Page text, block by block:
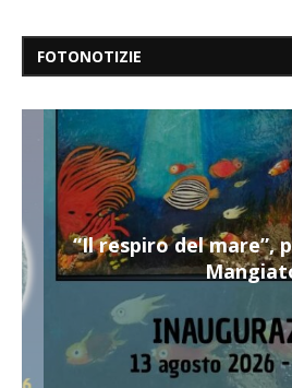
FOTONOTIZIE
“Il respiro del mare”,